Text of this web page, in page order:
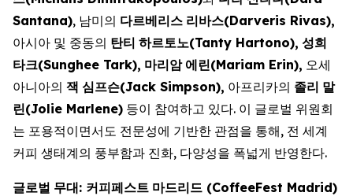
Santana), 남미의 다르베리스 리바스(Darveris Rivas),
아시아 및 중동의 탄티 하르토노(Tanty Hartono), 성희
타크(Sunghee Tark), 마리암 에린(Mariam Erin), 오세
아니아의 잭 심프슨(Jack Simpson), 아프리카의 졸리 말
린(Jolie Marlene) 등이 참여하고 있다. 이 글로벌 위원회
는 포용적이면서도 전문성에 기반한 관점을 통해, 전 세계
커피 생태계의 풍부함과 진화, 다양성을 폭넓게 반영한다.
글로벌 무대: 커피페스트 마드리드 (CoffeeFest Madrid)